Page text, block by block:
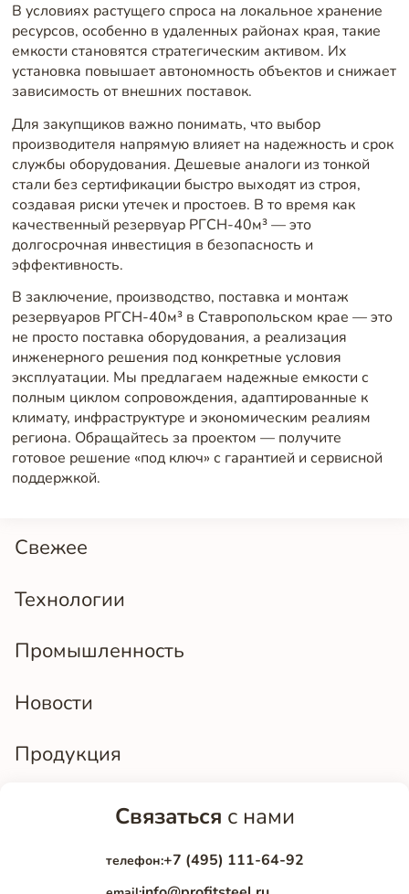
Свежее
Технологии
Промышленность
Новости
Продукция
В условиях растущего спроса на локальное хранение
ресурсов, особенно в удаленных районах края, такие
емкости становятся стратегическим активом. Их
установка повышает автономность объектов и снижает
зависимость от внешних поставок.
Для закупщиков важно понимать, что выбор
производителя напрямую влияет на надежность и срок
службы оборудования. Дешевые аналоги из тонкой
стали без сертификации быстро выходят из строя,
создавая риски утечек и простоев. В то время как
качественный резервуар РГСН-40м³ — это
долгосрочная инвестиция в безопасность и
эффективность.
В заключение, производство, поставка и монтаж
резервуаров РГСН-40м³ в Ставропольском крае — это
не просто поставка оборудования, а реализация
инженерного решения под конкретные условия
эксплуатации. Мы предлагаем надежные емкости с
полным циклом сопровождения, адаптированные к
климату, инфраструктуре и экономическим реалиям
региона. Обращайтесь за проектом — получите
готовое решение «под ключ» с гарантией и сервисной
поддержкой.
Связаться с нами
телефон:+7 (495) 111-64-92